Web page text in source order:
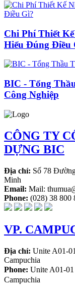
Chi Phí Thiết
Hiểu Đúng Điều
BIC - Tổng
Công Nghiệp
CÔNG TY
DỰNG BIC
Địa chỉ: Số 78
Minh
Email: Mail:
Phone: (028) 38 800
VP.
Địa chỉ: Unite A01-
Campuchia
Phone: Unite A01-
Campuchia